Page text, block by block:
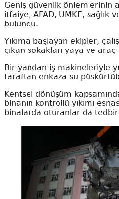
Geniş güvenlik önlemlerinin
itfaiye, AFAD, UMKE, sağlık
bulundu.
Yıkıma başlayan ekipler,
çıkan sokakları yaya ve araç
Bir yandan iş makineleriyle
taraftan enkaza su
Kentsel dönüşüm
binanın kontrollü yıkımı
binalarda oturanlar da